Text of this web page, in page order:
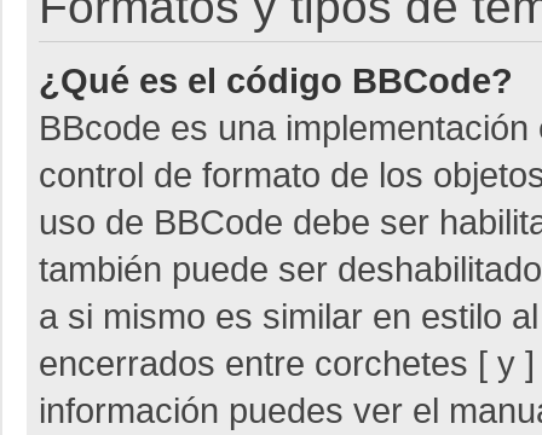
¿Qué es el código BBCode?
BBcode es una
control de formato de los
uso de BBCode debe ser
también puede ser
a si mismo es similar en estilo
encerrados entre corchetes [ y
información puedes ver el